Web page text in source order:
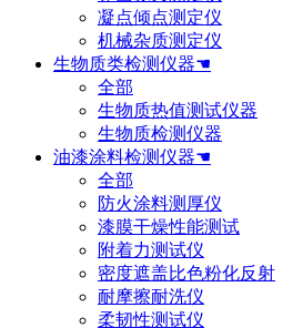
凝点倾点测定仪
机械杂质测定仪
生物质类检测仪器☚
全部
生物质热值测试仪器
生物质检测仪器
油漆涂料检测仪器☚
全部
防火涂料测厚仪
漆膜干燥性能测试
附着力测试仪
密度遮盖比色粉化反射
耐摩擦耐洗仪
柔韧性测试仪